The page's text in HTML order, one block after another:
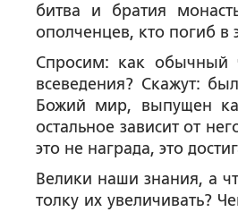
битва и братия
ополченцев, кто погиб в
Спросим: как обычный
всеведения? Скажут:
Божий мир, выпущен
остальное зависит от
это не награда, это
Велики наши знания, а
толку их увеличивать?